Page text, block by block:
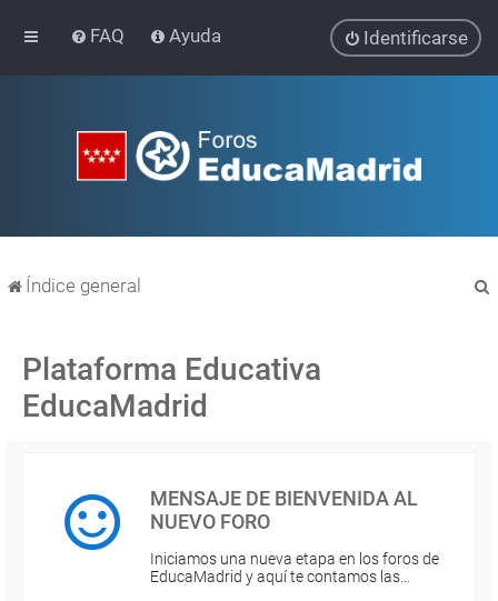
FAQ Ayuda Identificarse
Índice general
Plataforma Educativa
EducaMadrid
MENSAJE DE BIENVENIDA AL
NUEVO FORO
Iniciamos una nueva etapa en los foros de
EducaMadrid y aquí te contamos las…